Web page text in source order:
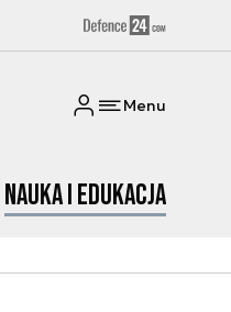
Menu
Nauka i edukacja